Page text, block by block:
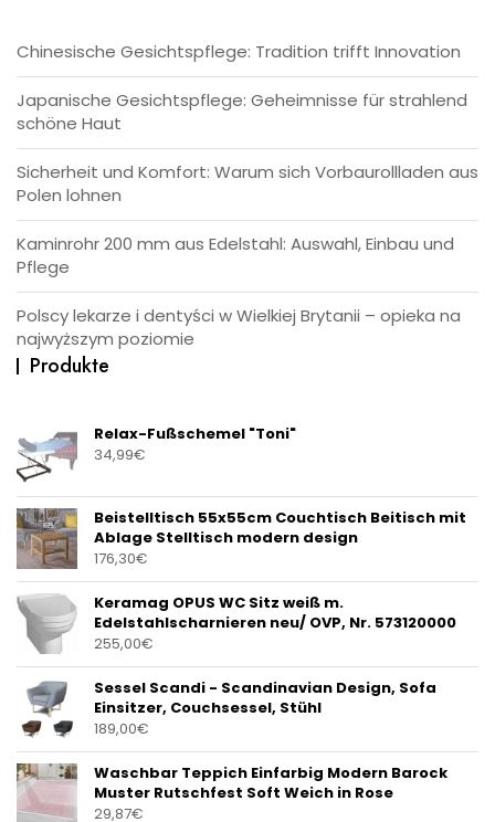
Chinesische Gesichtspflege: Tradition trifft Innovation
Japanische Gesichtspflege: Geheimnisse für strahlend
schöne Haut
Sicherheit und Komfort: Warum sich Vorbaurollladen aus
Polen lohnen
Kaminrohr 200 mm aus Edelstahl: Auswahl, Einbau und
Pflege
Polscy lekarze i dentyści w Wielkiej Brytanii – opieka na
najwyższym poziomie
Produkte
Relax-Fußschemel "Toni"
34,99€
Beistelltisch 55x55cm Couchtisch Beitisch mit
Ablage Stelltisch modern design
176,30€
Keramag OPUS WC Sitz weiß m.
Edelstahlscharnieren neu/ OVP, Nr. 573120000
255,00€
Sessel Scandi - Scandinavian Design, Sofa
Einsitzer, Couchsessel, Stühl
189,00€
Waschbar Teppich Einfarbig Modern Barock
Muster Rutschfest Soft Weich in Rose
29,87€